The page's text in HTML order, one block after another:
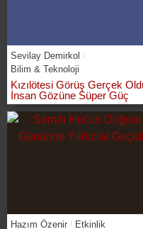
Sevilay Demirkol
Bilim & Teknoloji
Kızılötesi Görüş Gerçek
İnsan Gözüne Süper Güç
Hazım Özenir Etkinlik